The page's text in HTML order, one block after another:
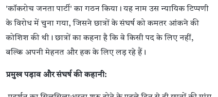
'कॉकरोच जनता पार्टी' का गठन किया। यह नाम उस न्यायिक टिप्पणी
के विरोध में चुना गया, जिसने छात्रों के संघर्ष को कमतर आंकने की
कोशिश की थी। छात्रों का कहना है कि वे किसी पद के लिए नहीं,
बल्कि अपनी मेहनत और हक के लिए लड़ रहे हैं।
प्रमुख पड़ाव और संघर्ष की कहानी: